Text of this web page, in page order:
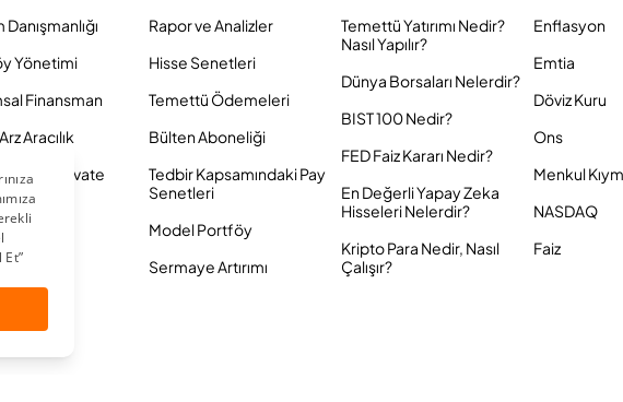
Danışmanlığı
Yönetimi
Finansman
Aracılık
Private
Rapor ve Analizler
Hisse Senetleri
Temettü Ödemeleri
Bülten Aboneliği
Tedbir Kapsamındaki Pay
Senetleri
Model Portföy
Sermaye Artırımı
Temettü Yatırımı Nedir?
Nasıl Yapılır?
Dünya Borsaları Nelerdir?
BIST 100 Nedir?
FED Faiz Kararı Nedir?
En Değerli Yapay Zeka
Hisseleri Nelerdir?
Kripto Para Nedir, Nasıl
Çalışır?
Enflasyon
Emtia
Döviz Kuru
Ons
Menkul
NASDAQ
Faiz